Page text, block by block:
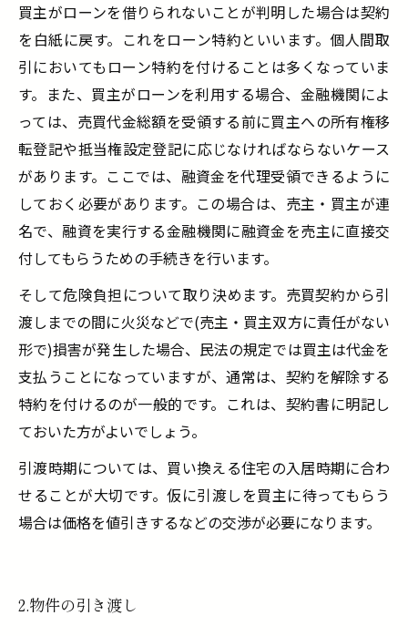
買主がローンを借りられないことが判明した場合は契約
を白紙に戻す。これをローン特約といいます。個人間取
引においてもローン特約を付けることは多くなっていま
す。また、買主がローンを利用する場合、金融機関によ
っては、売買代金総額を受領する前に買主への所有権移
転登記や抵当権設定登記に応じなければならないケース
があります。ここでは、融資金を代理受領できるように
しておく必要があります。この場合は、売主・買主が連
名で、融資を実行する金融機関に融資金を売主に直接交
付してもらうための手続きを行います。
そして危険負担について取り決めます。売買契約から引
渡しまでの間に火災などで(売主・買主双方に責任がない
形で)損害が発生した場合、民法の規定では買主は代金を
支払うことになっていますが、通常は、契約を解除する
特約を付けるのが一般的です。これは、契約書に明記し
ておいた方がよいでしょう。
引渡時期については、買い換える住宅の入居時期に合わ
せることが大切です。仮に引渡しを買主に待ってもらう
場合は価格を値引きするなどの交渉が必要になります。
2.物件の引き渡し